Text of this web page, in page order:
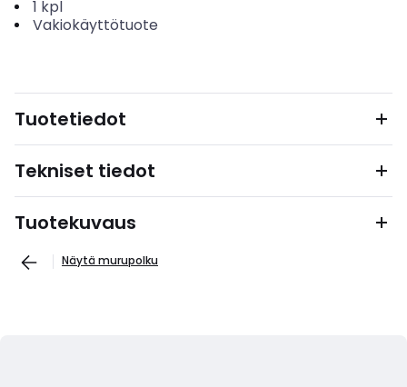
1 kpl
Vakiokäyttötuote
Tuotetiedot
Tekniset tiedot
Tuotekuvaus
Näytä murupolku